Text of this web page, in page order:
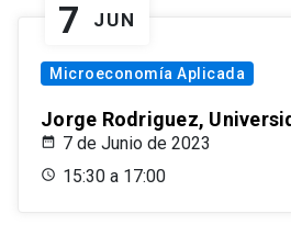
7 JUN
Microeconomía Aplicada
Jorge Rodriguez,
7 de Junio de 2023
15:30 a 17:00